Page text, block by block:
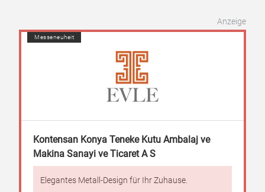
Anzeige
Messeneuheit
Kontensan Konya Teneke Kutu Ambalaj ve
Makina Sanayi ve Ticaret A S
Elegantes Metall-Design für Ihr Zuhause.